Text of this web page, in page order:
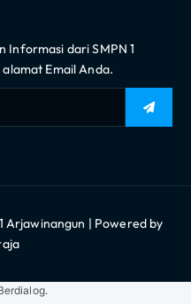
Informasi dari SMPN 1
Email Anda.
Arjawinangun | Powered by